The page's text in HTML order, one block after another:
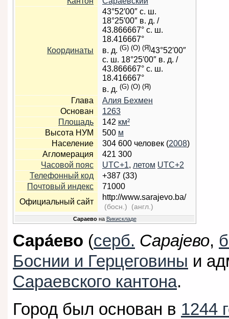
Координаты
43°52′00″ с. ш.
18°25′00″ в. д. /
43.866667° с. ш.
18.416667°
в. д. (G) (O) (Я)43°52′00″
с. ш. 18°25′00″ в. д. /
43.866667° с. ш.
18.416667°
в. д. (G) (O) (Я)
Глава
Алия Бехмен
Основан
1263
Площадь
142 км²
Высота НУМ
500 м
Население
304 600 человек (2008)
Агломерация
421 300
Часовой пояс
UTC+1, летом UTC+2
Телефонный код
+387 (33)
Почтовый индекс
71000
Официальный сайт
http://www.sarajevo.ba/
(босн.) (англ.)
Сараевона Викискладе
Сара́ево (серб. Сарајево,
Боснии и Герцеговины и
Сараевского кантона.
Город был основан в 1244